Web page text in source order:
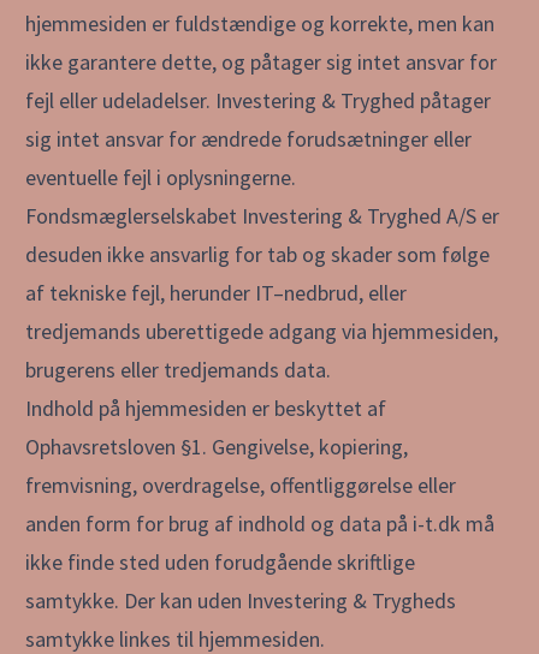
hjemmesiden er fuldstændige og korrekte, men kan
ikke garantere dette, og påtager sig intet ansvar for
fejl eller udeladelser. Investering & Tryghed påtager
sig intet ansvar for ændrede forudsætninger eller
eventuelle fejl i oplysningerne.
Fondsmæglerselskabet Investering & Tryghed A/S er
desuden ikke ansvarlig for tab og skader som følge
af tekniske fejl, herunder IT–nedbrud, eller
tredjemands uberettigede adgang via hjemmesiden,
brugerens eller tredjemands data.
Indhold på hjemmesiden er beskyttet af
Ophavsretsloven §1. Gengivelse, kopiering,
fremvisning, overdragelse, offentliggørelse eller
anden form for brug af indhold og data på i-t.dk må
ikke finde sted uden forudgående skriftlige
samtykke. Der kan uden Investering & Trygheds
samtykke linkes til hjemmesiden.